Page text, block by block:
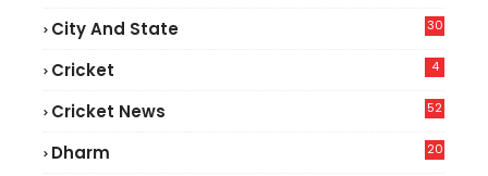
City And State 30
Cricket 4
Cricket News
52
Dharm 20